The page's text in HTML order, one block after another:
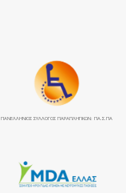
ΠΑΝΕΛΛΉΝΙΟΣ ΣΎΛΛΟΓΟΣ ΠΑΡΑΠΛΗΓΙΚΏΝ: ΠΑ.Σ.ΠΑ